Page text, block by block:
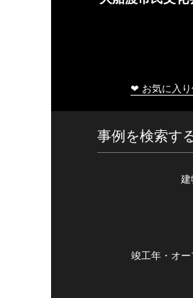
❤ お気に入り
事例を検索す
竣工年・ オ